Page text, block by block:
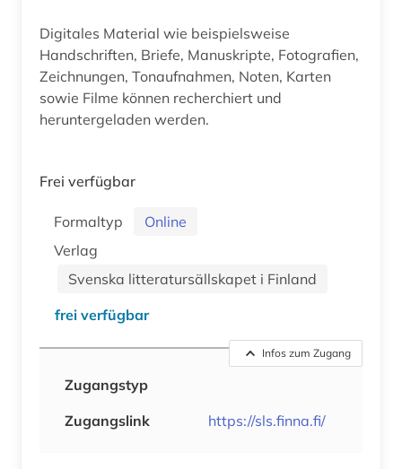
Digitales Material wie beispielsweise
Handschriften, Briefe, Manuskripte, Fotografien,
Zeichnungen, Tonaufnahmen, Noten, Karten
sowie Filme können recherchiert und
heruntergeladen werden.
Frei verfügbar
Formaltyp
Online
Verlag
Svenska litteratursällskapet i Finland
frei verfügbar
Infos zum Zugang
Zugangstyp
Zugangslink
https://sls.finna.fi/